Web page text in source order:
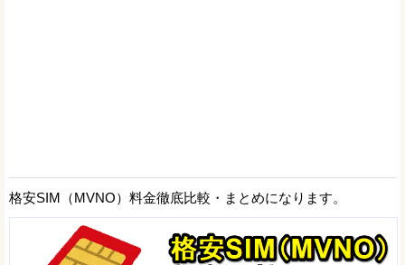
格安SIM（MVNO）料金徹底比較・まとめになります。